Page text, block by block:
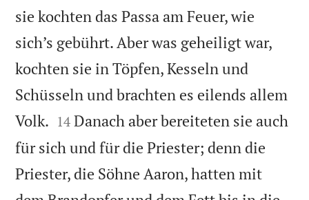
sie kochten das Passa am Feuer, wie
sich’s gebührt. Aber was geheiligt war,
kochten sie in Töpfen, Kesseln und
Schüsseln und brachten es eilends allem
Volk. 

14 Danach aber bereiteten sie auch
für sich und für die Priester; denn die
Priester, die Söhne Aaron, hatten mit